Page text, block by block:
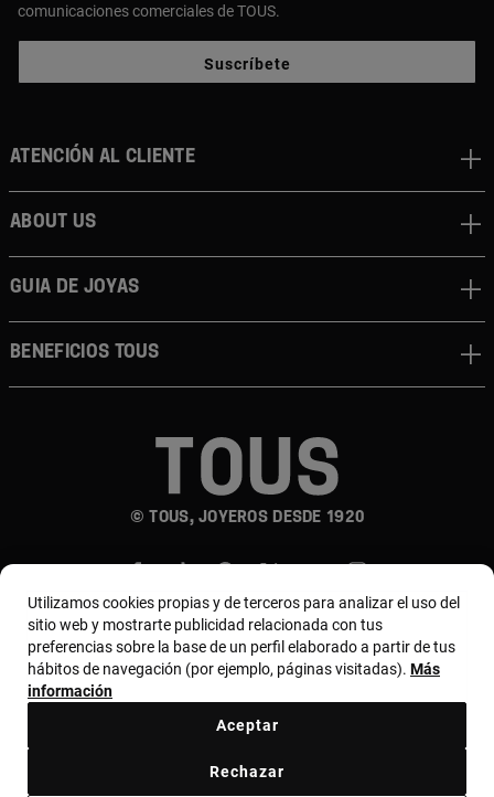
comunicaciones comerciales de TOUS.
Suscríbete
© TOUS, JOYEROS DESDE 1920
Atención al cliente
About us
Guia de joyas
Beneficios TOUS
País y moneda:Costa Rica / US Dollar
Política de Cookies Aviso legal Bases de MYTOUS
Utilizamos cookies propias y de terceros para analizar el uso del
sitio web y mostrarte publicidad relacionada con tus
preferencias sobre la base de un perfil elaborado a partir de tus
hábitos de navegación (por ejemplo, páginas visitadas). Más
información
Rechazar
Aceptar